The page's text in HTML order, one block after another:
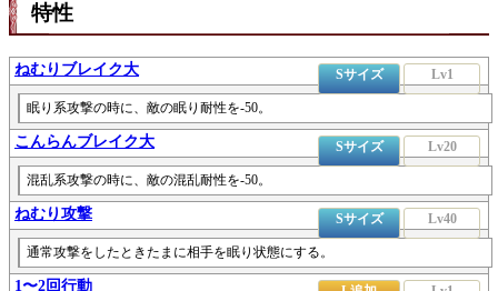
特性
ねむりブレイク大 Sサイズ Lv1
眠り系攻撃の時に、敵の眠り耐性を-50。
こんらんブレイク大 Sサイズ Lv20
混乱系攻撃の時に、敵の混乱耐性を-50。
ねむり攻撃 Sサイズ Lv40
通常攻撃をしたときたまに相手を眠り状態にする。
1〜2回行動